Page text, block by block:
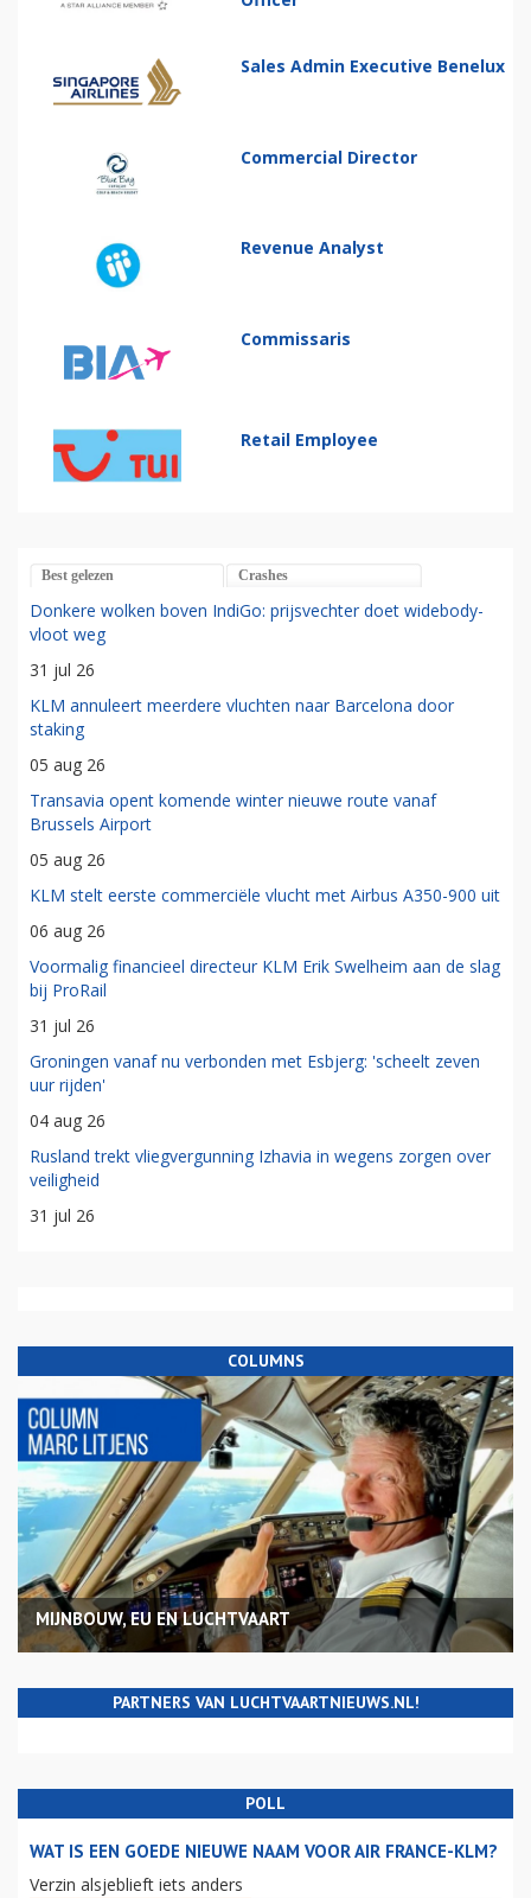
Sales Admin Executive Benelux
Commercial Director
Revenue Analyst
Commissaris
Retail Employee
Best gelezen Crashes
Donkere wolken boven IndiGo: prijsvechter doet widebody-
vloot weg
31 jul 26
KLM annuleert meerdere vluchten naar Barcelona door
staking
05 aug 26
Transavia opent komende winter nieuwe route vanaf
Brussels Airport
05 aug 26
KLM stelt eerste commerciële vlucht met Airbus A350-900 uit
06 aug 26
Voormalig financieel directeur KLM Erik Swelheim aan de slag
bij ProRail
31 jul 26
Groningen vanaf nu verbonden met Esbjerg: 'scheelt zeven
uur rijden'
04 aug 26
Rusland trekt vliegvergunning Izhavia in wegens zorgen over
veiligheid
31 jul 26
COLUMNS
MIJNBOUW, EU EN LUCHTVAART
PARTNERS VAN LUCHTVAARTNIEUWS.NL!
POLL
WAT IS EEN GOEDE NIEUWE NAAM VOOR AIR FRANCE-KLM?
Verzin alsjeblieft iets anders